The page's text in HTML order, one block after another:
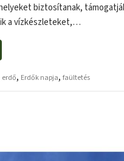
biztosítanak,
a vízkészleteket,…
erdő, Erdők napja,faültetés